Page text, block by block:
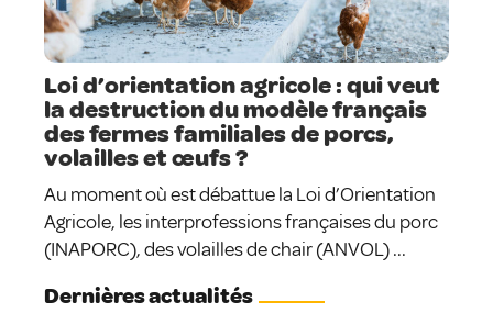
Loi d’orientation agricole : qui veut
la destruction du modèle français
des fermes familiales de porcs,
volailles et œufs ?
Au moment où est débattue la Loi d’Orientation
Agricole, les interprofessions françaises du porc
(INAPORC), des volailles de chair (ANVOL) ...
Dernières actualités